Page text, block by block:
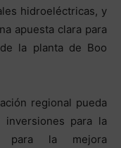
hidroeléctricas, y
apuesta clara para
la planta de Boo
regional pueda
inversiones para la
para la mejora